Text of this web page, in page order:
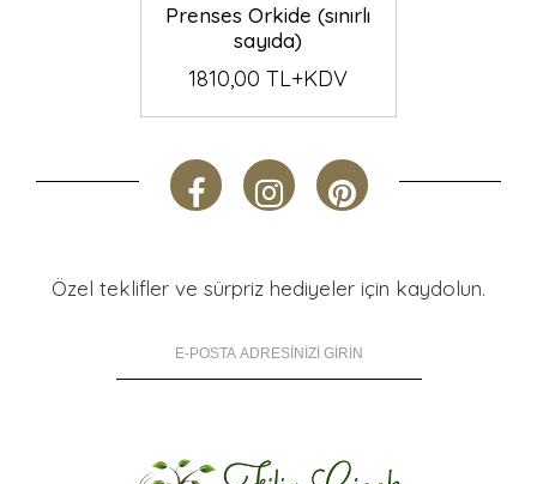
Prenses Orkide (sınırlı
sayıda)
1810,00 TL+KDV
Özel teklifler ve sürpriz hediyeler için kaydolun.